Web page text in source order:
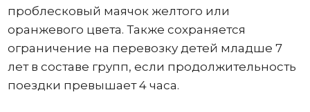
проблесковый маячок желтого или
оранжевого цвета. Также сохраняется
ограничение на перевозку детей младше 7
лет в составе групп, если продолжительность
поездки превышает 4 часа.